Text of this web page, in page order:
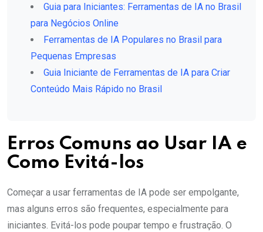
Guia para Iniciantes: Ferramentas de IA no Brasil
para Negócios Online
Ferramentas de IA Populares no Brasil para
Pequenas Empresas
Guia Iniciante de Ferramentas de IA para Criar
Conteúdo Mais Rápido no Brasil
Erros Comuns ao Usar IA e
Como Evitá-los
Começar a usar ferramentas de IA pode ser empolgante,
mas alguns erros são frequentes, especialmente para
iniciantes. Evitá-los pode poupar tempo e frustração. O